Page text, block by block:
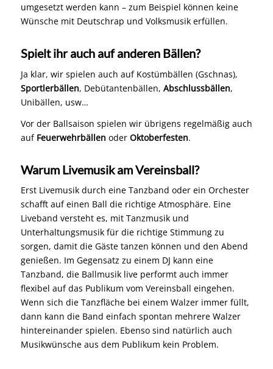
umgesetzt werden kann – zum Beispiel können keine
Wünsche mit Deutschrap und Volksmusik erfüllen.
Spielt ihr auch auf anderen Bällen?
Ja klar, wir spielen auch auf Kostümbällen (Gschnas),
Sportlerbällen, Debütantenbällen, Abschlussbällen,
Unibällen, usw…
Vor der Ballsaison spielen wir übrigens regelmäßig auch
auf Feuerwehrbällen oder Oktoberfesten.
Warum Livemusik am Vereinsball?
Erst Livemusik durch eine Tanzband oder ein Orchester
schafft auf einen Ball die richtige Atmosphäre. Eine
Liveband versteht es, mit Tanzmusik und
Unterhaltungsmusik für die richtige Stimmung zu
sorgen, damit die Gäste tanzen können und den Abend
genießen. Im Gegensatz zu einem DJ kann eine
Tanzband, die Ballmusik live performt auch immer
flexibel auf das Publikum vom Vereinsball eingehen.
Wenn sich die Tanzfläche bei einem Walzer immer füllt,
dann kann die Band einfach spontan mehrere Walzer
hintereinander spielen. Ebenso sind natürlich auch
Musikwünsche aus dem Publikum kein Problem.